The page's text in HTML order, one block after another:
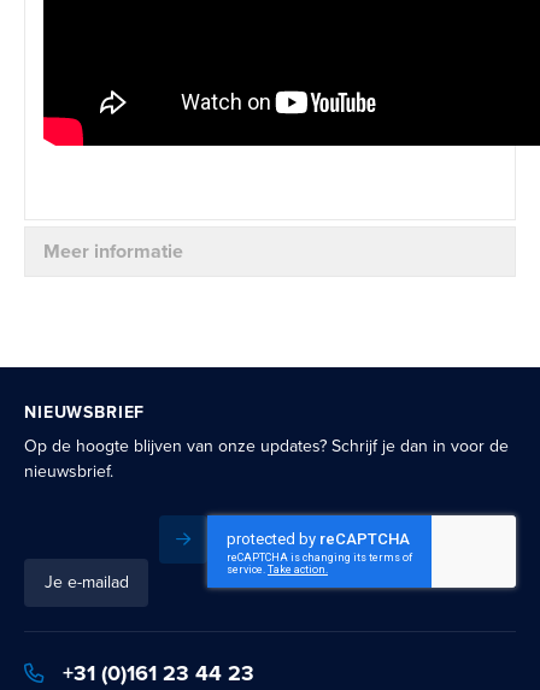
Meer informatie
NIEUWSBRIEF
Op de hoogte blijven van onze updates? Schrijf je dan in voor de
nieuwsbrief.
Schrijf
onze
Inschrijven
+31 (0)161 23 44 23